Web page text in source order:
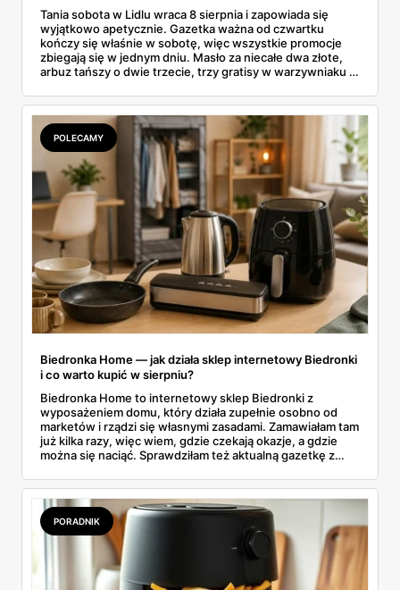
Tania sobota w Lidlu wraca 8 sierpnia i zapowiada się
wyjątkowo apetycznie. Gazetka ważna od czwartku
kończy się właśnie w sobotę, więc wszystkie promocje
zbiegają się w jednym dniu. Masło za niecałe dwa złote,
arbuz tańszy o dwie trzecie, trzy gratisy w warzywniaku i
całą sobotnią gazetkę Lidla strona po stronie i wybrałam
to, co naprawdę się opłaca.
POLECAMY
Biedronka Home — jak działa sklep internetowy Biedronki
i co warto kupić w sierpniu?
Biedronka Home to internetowy sklep Biedronki z
wyposażeniem domu, który działa zupełnie osobno od
marketów i rządzi się własnymi zasadami. Zamawiałam tam
już kilka razy, więc wiem, gdzie czekają okazje, a gdzie
można się naciąć. Sprawdziłam też aktualną gazetkę z
wszystko w jednym miejscu: jak zamawiać, ile trwa zwrot,
jakie kody rabatowe działają w sierpniu i które produkty
faktycznie warto włożyć do koszyka.
PORADNIK